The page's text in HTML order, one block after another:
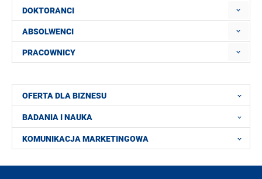
DOKTORANCI
ABSOLWENCI
PRACOWNICY
OFERTA DLA BIZNESU
BADANIA I NAUKA
KOMUNIKACJA MARKETINGOWA